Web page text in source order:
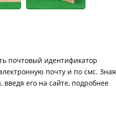
почтовый идентификатор
почту и по смс. Зная
его на сайте, подробнее